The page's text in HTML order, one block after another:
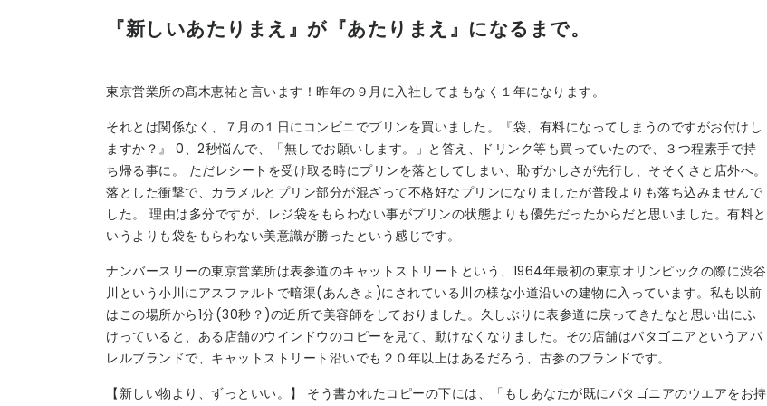
『新しいあたりまえ』が『あたりまえ』になるまで。
東京営業所の髙木恵祐と言います！昨年の９月に入社してまもなく１年になります。
それとは関係なく、７月の１日にコンビニでプリンを買いました。『袋、有料になってしまうのですがお付けし
ますか？』 0、2秒悩んで、「無しでお願いします。」と答え、ドリンク等も買っていたので、３つ程素手で持
ち帰る事に。 ただレシートを受け取る時にプリンを落としてしまい、恥ずかしさが先行し、そそくさと店外へ。
落とした衝撃で、カラメルとプリン部分が混ざって不格好なプリンになりましたが普段よりも落ち込みませんで
した。 理由は多分ですが、レジ袋をもらわない事がプリンの状態よりも優先だったからだと思いました。有料と
いうよりも袋をもらわない美意識が勝ったという感じです。
ナンバースリーの東京営業所は表参道のキャットストリートという、1964年最初の東京オリンピックの際に渋谷
川という小川にアスファルトで暗渠(あんきょ)にされている川の様な小道沿いの建物に入っています。私も以前
はこの場所から1分(30秒？)の近所で美容師をしておりました。久しぶりに表参道に戻ってきたなと思い出にふ
けっていると、ある店舗のウインドウのコピーを見て、動けなくなりました。その店舗はパタゴニアというアパ
レルブランドで、キャットストリート沿いでも２０年以上はあるだろう、古参のブランドです。
【新しい物より、ずっといい。】 そう書かれたコピーの下には、「もしあなたが既にパタゴニアのウエアをお持